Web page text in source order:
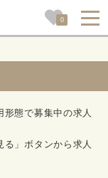
0
態で募集中の求人
」ボタンから求人